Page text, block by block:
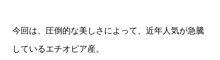
今回は、圧倒的な美しさによって、近年人気が急騰
しているエチオピア産。